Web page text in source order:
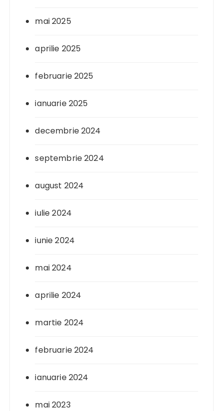
mai 2025
aprilie 2025
februarie 2025
ianuarie 2025
decembrie 2024
septembrie 2024
august 2024
iulie 2024
iunie 2024
mai 2024
aprilie 2024
martie 2024
februarie 2024
ianuarie 2024
mai 2023